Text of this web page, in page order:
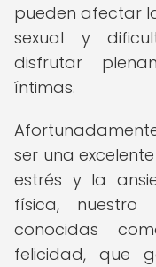
pueden afectar
sexual y
disfrutar
íntimas.
ser una
estrés y la
física, nuestro
conocidas
felicidad, que